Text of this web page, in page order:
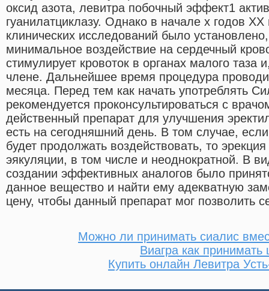
оксид азота, левитра побочный эффект1
гуанилатциклазу. Однако в начале х годов XX
клинических исследований было
минимальное воздействие на сердечный
стимулирует кровоток в органах малого таза
члене. Дальнейшее время процедура
месяца. Перед тем как начать употреблять
рекомендуется проконсультироваться с
действенный препарат для улучшения
есть на сегодняшний день. В том случае,
будет продолжать воздействовать, то
эякуляции, в том числе и неоднократной. В
создании эффективных аналогов было
данное вещество и найти ему адекватную
цену, чтобы данный препарат мог позволить
Можно ли принимать сиалис
Виагра как принимать
Купить онлайн Левитра